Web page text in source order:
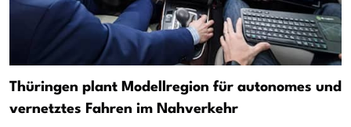
Thüringen plant Modellregion für autonomes und
vernetztes Fahren im Nahverkehr